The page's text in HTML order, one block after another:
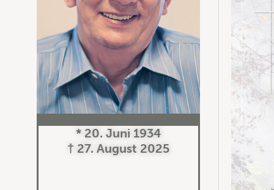
* 20. Juni 1934
† 27. August 2025